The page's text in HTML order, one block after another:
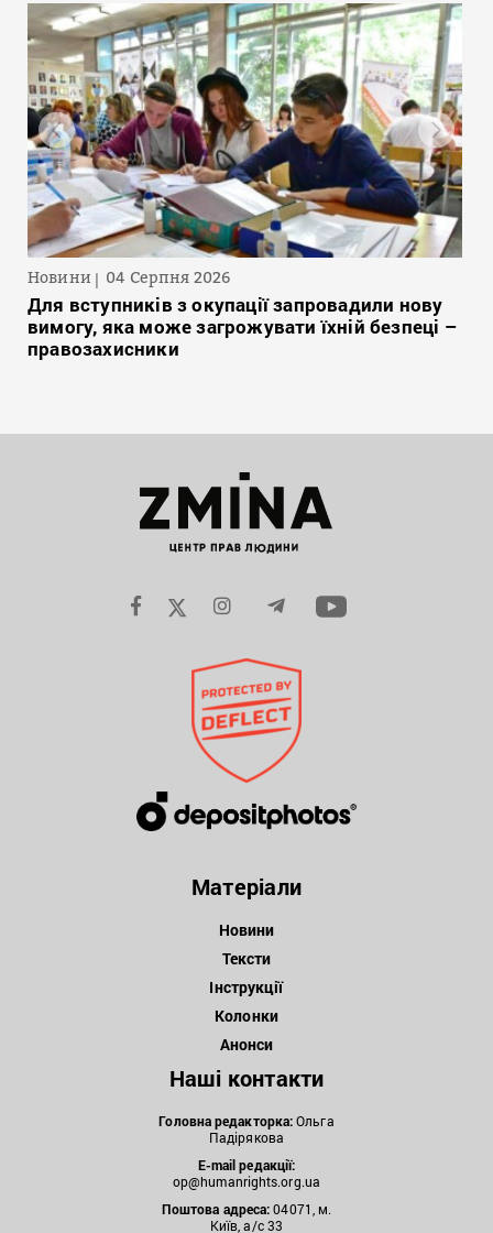
Новини 04 Серпня 2026
Для вступників з окупації запровадили нову
вимогу, яка може загрожувати їхній безпеці –
правозахисники
Матеріали
Новини
Тексти
Інструкції
Колонки
Анонси
Наші контакти
Головна редакторка:Ольга
Падірякова
E-mail редакції:
op@humanrights.org.ua
Поштова адреса:04071, м.
Київ, а/с 33